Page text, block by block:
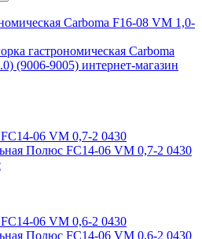
Carboma F16-08 VM 1,0-
06 VM 0,7-2 0430
06 VM 0,6-2 0430